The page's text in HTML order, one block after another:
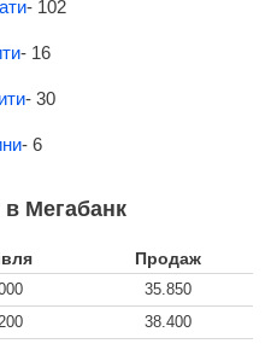
- 102
- 16
- 30
- 6
Мегабанк
Продаж
35.850
38.400